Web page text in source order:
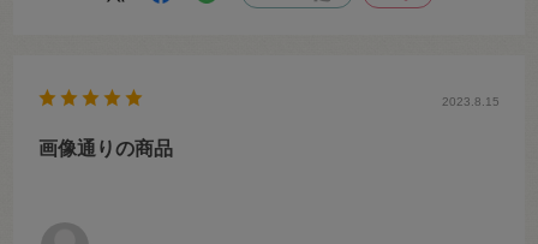
2023.8.15
画像通りの商品